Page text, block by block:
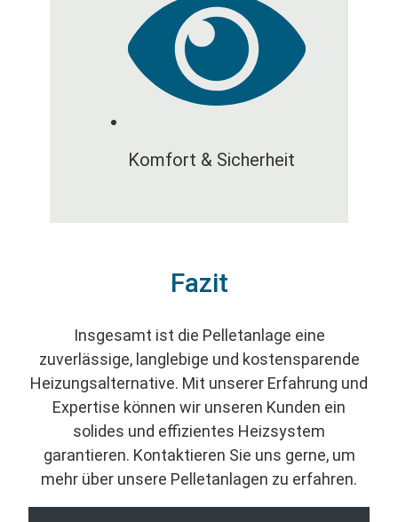
Komfort & Sicherheit
Fazit
Insgesamt ist die Pelletanlage eine
zuverlässige, langlebige und kostensparende
Heizungsalternative. Mit unserer Erfahrung und
Expertise können wir unseren Kunden ein
solides und effizientes Heizsystem
garantieren. Kontaktieren Sie uns gerne, um
mehr über unsere Pelletanlagen zu erfahren.